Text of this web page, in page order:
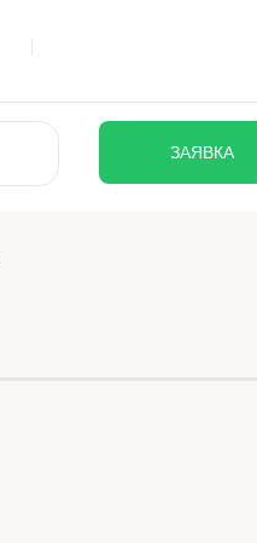
ЗАЯВКА